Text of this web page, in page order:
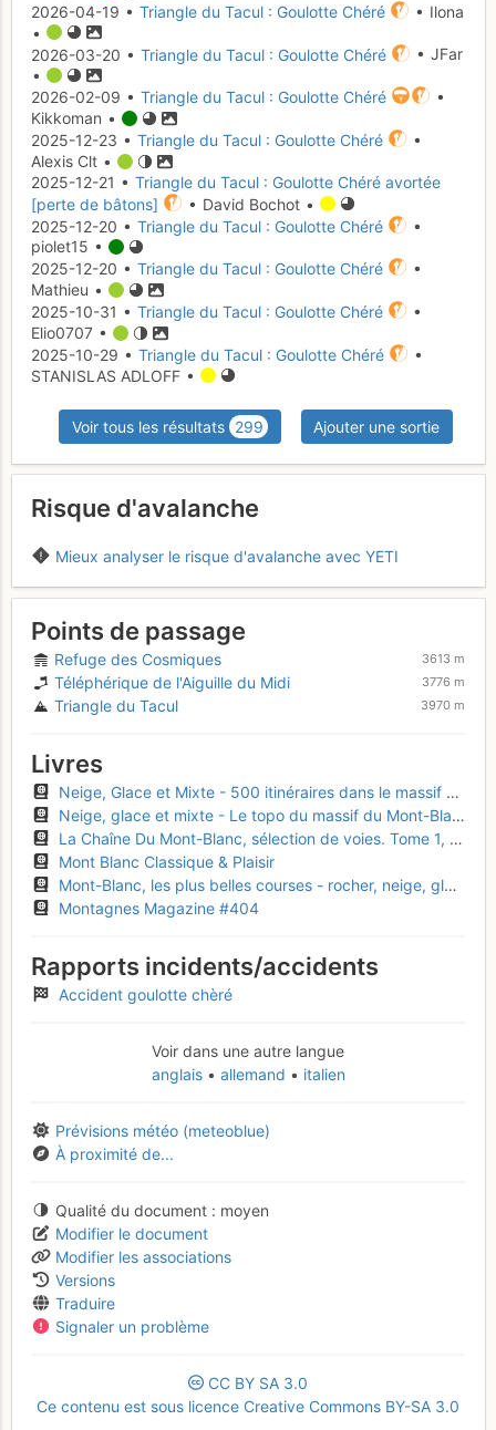
2026-04-19 • Triangle du Tacul : Goulotte Chéré
• Ilona
•
2026-03-20 • Triangle du Tacul : Goulotte Chéré
• JFar
•
2026-02-09 • Triangle du Tacul : Goulotte Chéré
•
Kikkoman •
2025-12-23 • Triangle du Tacul : Goulotte Chéré
•
Alexis Clt •
2025-12-21 • Triangle du Tacul : Goulotte Chéré avortée
[perte de bâtons]
• David Bochot •
2025-12-20 • Triangle du Tacul : Goulotte Chéré
•
piolet15 •
2025-12-20 • Triangle du Tacul : Goulotte Chéré
•
Mathieu •
2025-10-31 • Triangle du Tacul : Goulotte Chéré
•
Elio0707 •
2025-10-29 • Triangle du Tacul : Goulotte Chéré
•
STANISLAS ADLOFF •
Voir tous les résultats 299 Ajouter une sortie
Risque d'avalanche
Mieux analyser le risque d'avalanche avec YETI
Points de passage
Refuge des Cosmiques 3613 m
Téléphérique de l'Aiguille du Midi 3776 m
Triangle du Tacul 3970 m
Livres
Neige, Glace et Mixte - 500 itinéraires dans le massif du Mont Blanc
Neige, glace et mixte - Le topo du massif du Mont-Blanc, Tome 2
La Chaîne Du Mont-Blanc, sélection de voies. Tome 1, A L'Ouest Du Col Du Géant
Mont Blanc Classique & Plaisir
Mont-Blanc, les plus belles courses - rocher, neige, glace et mixte
Montagnes Magazine #404
Rapports incidents/accidents
Accident goulotte chèré
Voir dans une autre langue
anglais
allemand italien
Prévisions météo (meteoblue)
À proximité de...
Qualité du document
moyen
Modifier le document
Modifier les associations
Versions
Traduire
Signaler un problème
CC BY SA 3.0
Ce contenu est sous licence Creative Commons BY-SA 3.0